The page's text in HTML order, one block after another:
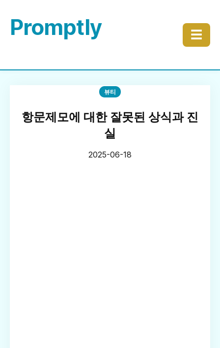
Promptly ☰
뷰티
항문제모에 대한 잘못된 상식과 진
실
2025-06-18